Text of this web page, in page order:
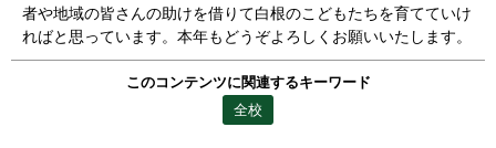
者や地域の皆さんの助けを借りて白根のこどもたちを育てていけ
ればと思っています。本年もどうぞよろしくお願いいたします。
このコンテンツに関連するキーワード
全校